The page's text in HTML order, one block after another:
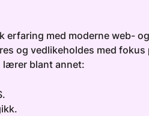
med moderne web-
og vedlikeholdes med fokus
lærer blant annet: